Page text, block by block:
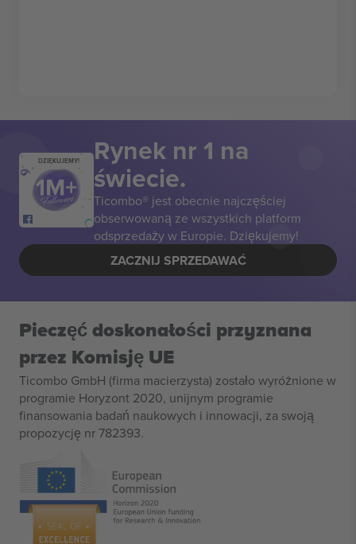
DZIĘKUJEMY! Rynek nr 1 na
świecie.
Ticombo® jest obecnie najczęściej
obserwowaną ze wszystkich platform
odsprzedaży w Europie. Dziękujemy!
ZACZNIJ SPRZEDAWAĆ
Pieczęć doskonałości przyznana
przez Komisję UE
Ticombo GmbH (firma macierzysta) zostało wyróżnione w
programie Horyzont 2020, unijnym programie
finansowania badań naukowych i innowacji, za swoją
propozycję nr 782393.